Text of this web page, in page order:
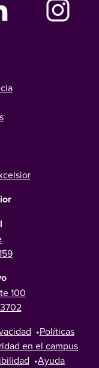
100
•Políticas
en el campus
•Ayuda